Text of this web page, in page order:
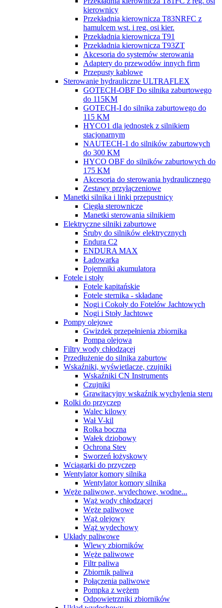
kierownicy
Przekładnia kierownicza T83NRFC z
hamulcem wst. i reg. osi kier.
Przekładnia kierownicza T91
Przekładnia kierownicza T93ZT
Akcesoria do systemów sterowania
Adaptery do przewodów innych firm
Przepusty kablowe
Sterowanie hydrauliczne ULTRAFLEX
GOTECH-OBF Do silnika zaburtowego
do 115KM
GOTECH-I do silnika zaburtowego do
115 KM
HYCO1 dla jednostek z silnikiem
stacjonarnym
NAUTECH-1 do silników zaburtowych
do 300 KM
HYCO OBF do silników zaburtowych do
175 KM
Akcesoria do sterowania hydraulicznego
Zestawy przyłączeniowe
Manetki silnika i linki przepustnicy
Cięgła sterownicze
Manetki sterowania silnikiem
Elektryczne silniki zaburtowe
Śruby do silników elektrycznych
Endura C2
ENDURA MAX
Ładowarka
Pojemniki akumulatora
Fotele i stoły
Fotele kapitańskie
Fotele sternika - składane
Nogi i Cokoły do ​​Fotelów Jachtowych
Nogi i Stoły Jachtowe
Pompy olejowe
Gwizdek przepełnienia zbiornika
Pompa olejowa
Filtry wody chłodzącej
Przedłużenie do silnika zaburtow
Wskaźniki, wyświetlacze, czujniki
Wskaźniki CN Instruments
Czujniki
Grawitacyjny wskaźnik wychylenia steru
Rolki do przyczep
Walec kilowy
Wał V-kil
Rolka boczna
Wałek dziobowy
Ochrona Stev
Sworzeń łożyskowy
Wciągarki do przyczep
Wentylator komory silnika
Wentylator komory silnika
Węże paliwowe, wydechowe, wodne...
Wąż wody chłodzącej
Węże paliwowe
Wąż olejowy
Wąż wydechowy
Układy paliwowe
Wlewy zbiorników
Węże paliwowe
Filtr paliwa
Zbiornik paliwa
Połączenia paliwowe
Pompka z wężem
Odpowietrzniki zbiorników